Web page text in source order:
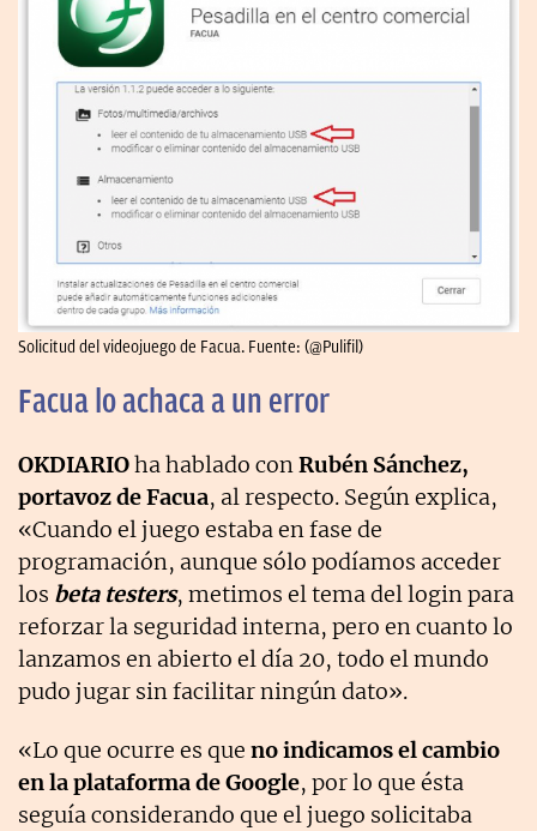
Solicitud del videojuego de Facua. Fuente: (@Pulifil)
Facua lo achaca a un error
OKDIARIOha hablado conRubén Sánchez,
portavoz de Facua, al respecto. Según explica,
«Cuando el juego estaba en fase de
programación, aunque sólo podíamos acceder
los beta testers, metimos el tema del login para
reforzar la seguridad interna, pero en cuanto lo
lanzamos en abierto el día 20, todo el mundo
pudo jugar sin facilitar ningún dato».
«Lo que ocurre es que no indicamos el cambio
en la plataforma de Google, por lo que ésta
seguía considerando que el juego solicitaba